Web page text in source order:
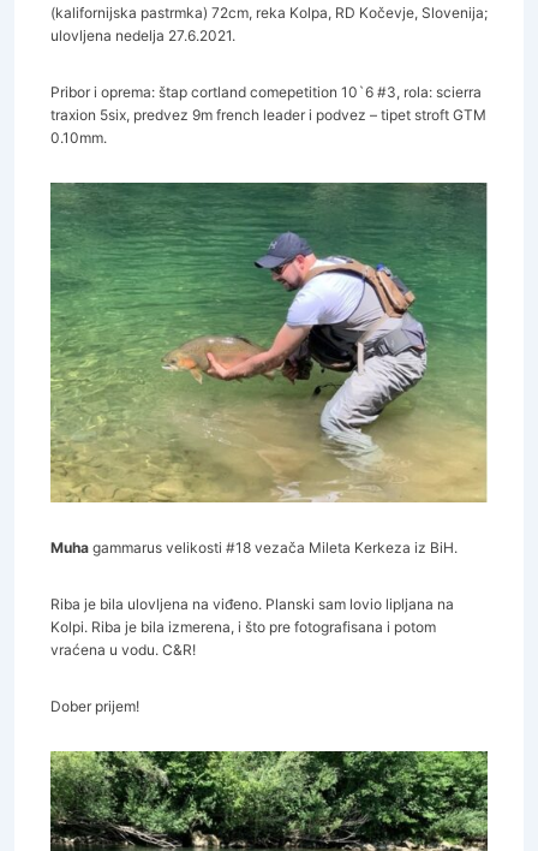
(kalifornijska pastrmka) 72cm, reka Kolpa, RD Kočevje, Slovenija;
ulovljena nedelja 27.6.2021.
Pribor i oprema: štap cortland comepetition 10`6 #3, rola: scierra
traxion 5six, predvez 9m french leader i podvez – tipet stroft GTM
0.10mm.
Muha gammarus velikosti #18 vezača Mileta Kerkeza iz BiH.
Riba je bila ulovljena na viđeno. Planski sam lovio lipljana na
Kolpi. Riba je bila izmerena, i što pre fotografisana i potom
vraćena u vodu. C&R!
Dober prijem!